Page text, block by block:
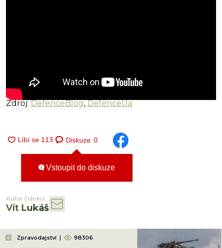
Zdroj: DefenceBlog, DefenceUa
Diskuze 0
Vstoupit do diskuze
Autor článku
Vít Lukáš
Zpravodajství | 98306